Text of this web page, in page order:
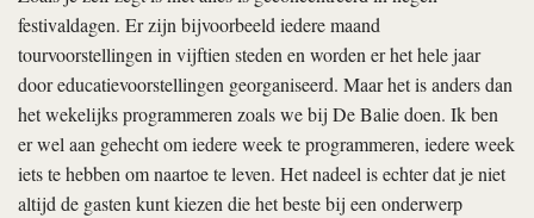
festivaldagen. Er zijn bijvoorbeeld iedere maand
tourvoorstellingen in vijftien steden en worden er het hele jaar
door educatievoorstellingen georganiseerd. Maar het is anders dan
het wekelijks programmeren zoals we bij De Balie doen. Ik ben
er wel aan gehecht om iedere week te programmeren, iedere week
iets te hebben om naartoe te leven. Het nadeel is echter dat je niet
altijd de gasten kunt kiezen die het beste bij een onderwerp